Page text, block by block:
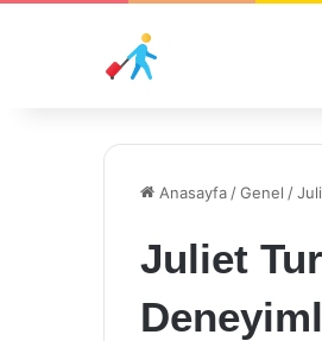
Anasayfa /Genel /
Juliet